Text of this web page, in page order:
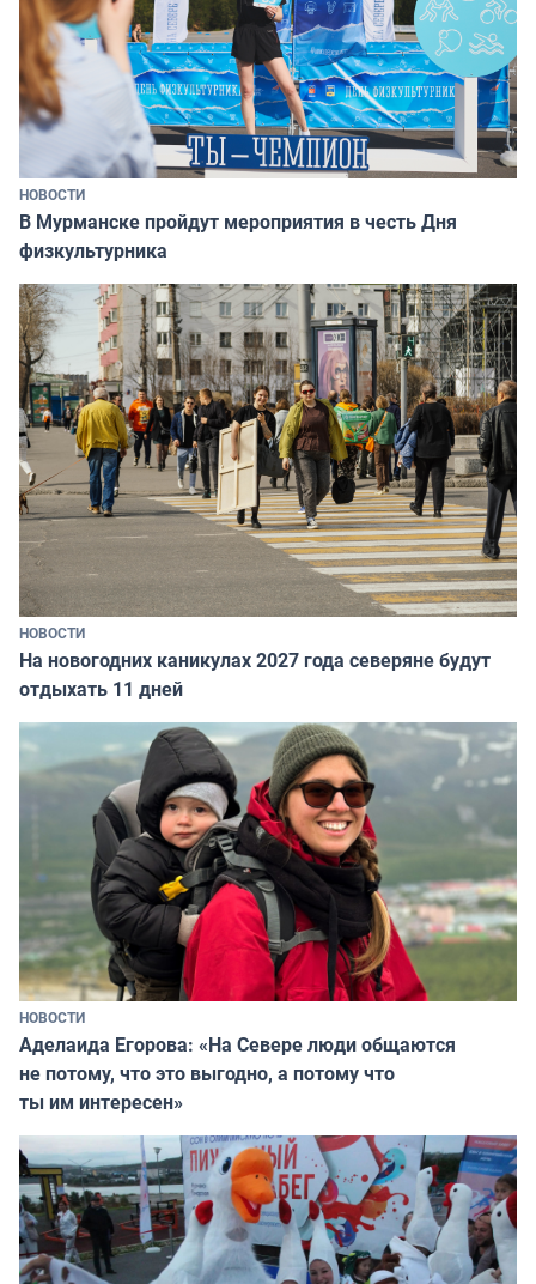
НОВОСТИ
В Мурманске пройдут мероприятия в честь Дня
физкультурника
НОВОСТИ
На новогодних каникулах 2027 года северяне будут
отдыхать 11 дней
НОВОСТИ
Аделаида Егорова: «На Севере люди общаются
не потому, что это выгодно, а потому что
ты им интересен»